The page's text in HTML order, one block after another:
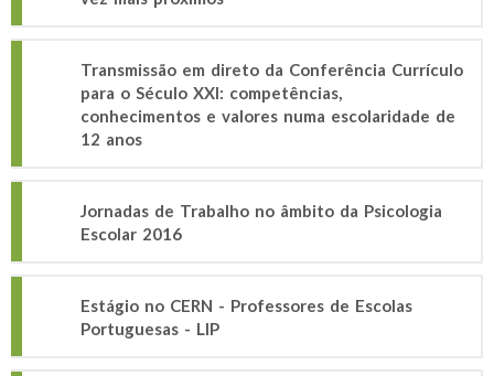
Transmissão em direto da Conferência Currículo
para o Século XXI: competências,
conhecimentos e valores numa escolaridade de
12 anos
Jornadas de Trabalho no âmbito da Psicologia
Escolar 2016
Estágio no CERN - Professores de Escolas
Portuguesas - LIP